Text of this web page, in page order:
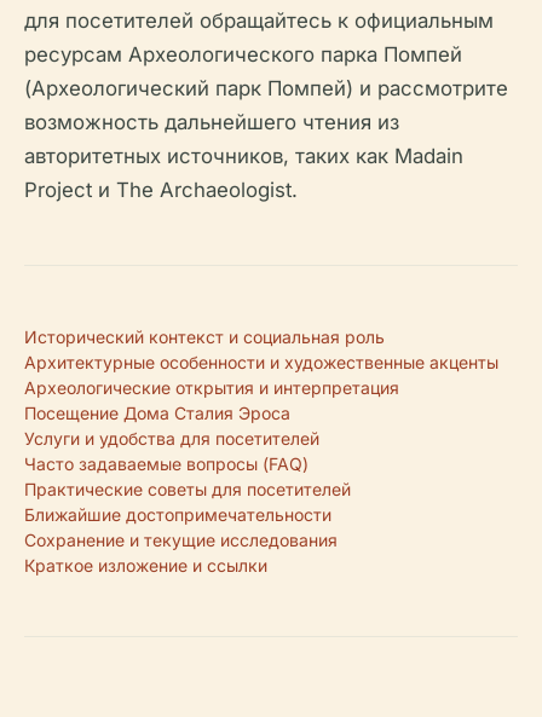
для посетителей обращайтесь к официальным
ресурсам Археологического парка Помпей
(Археологический парк Помпей) и рассмотрите
возможность дальнейшего чтения из
авторитетных источников, таких как Madain
Project и The Archaeologist.
Исторический контекст и социальная роль
Архитектурные особенности и художественные акценты
Археологические открытия и интерпретация
Посещение Дома Сталия Эроса
Услуги и удобства для посетителей
Часто задаваемые вопросы (FAQ)
Практические советы для посетителей
Ближайшие достопримечательности
Сохранение и текущие исследования
Краткое изложение и ссылки